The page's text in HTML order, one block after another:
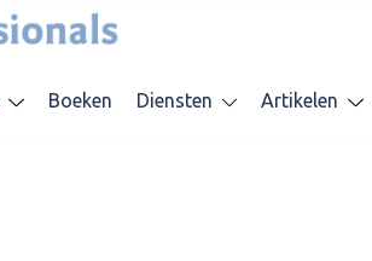
Boeken Diensten Artikelen